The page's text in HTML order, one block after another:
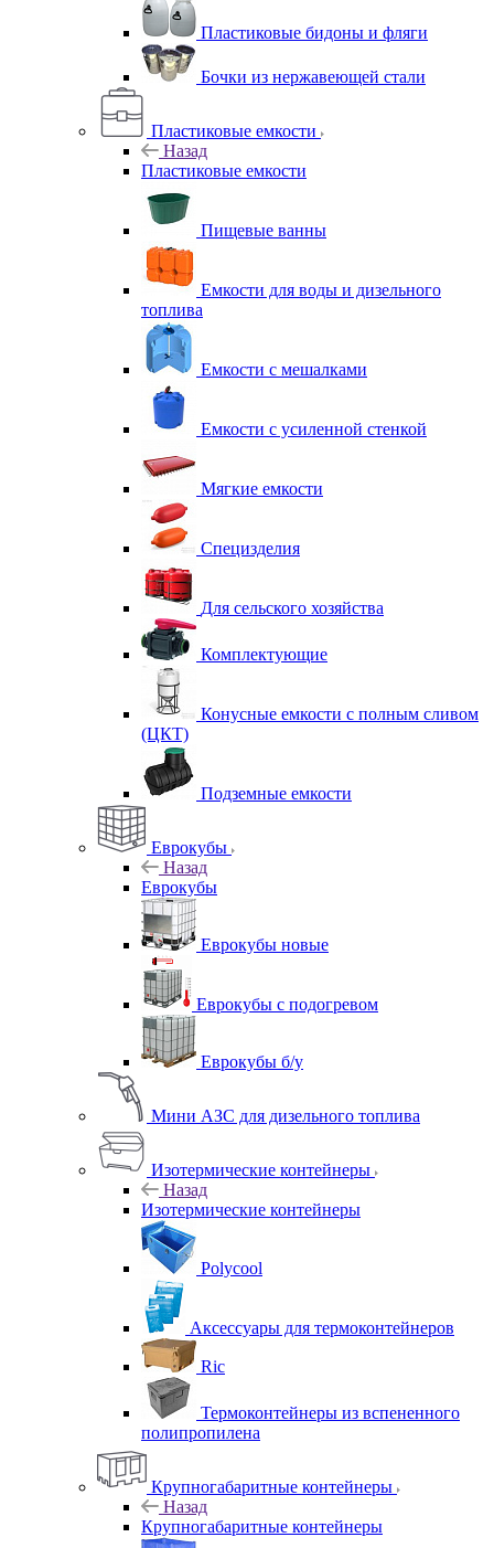
Пластиковые бидоны и фляги
Бочки из нержавеющей стали
Пластиковые емкости
Назад
Пластиковые емкости
Пищевые ванны
Емкости для воды и дизельного
топлива
Емкости с мешалками
Емкости с усиленной стенкой
Мягкие емкости
Специзделия
Для сельского хозяйства
Комплектующие
Конусные емкости с полным сливом
(ЦКТ)
Подземные емкости
Еврокубы
Назад
Еврокубы
Еврокубы новые
Еврокубы с подогревом
Еврокубы б/у
Мини АЗС для дизельного топлива
Изотермические контейнеры
Назад
Изотермические контейнеры
Polycool
Аксессуары для термоконтейнеров
Ric
Термоконтейнеры из вспененного
полипропилена
Крупногабаритные контейнеры
Назад
Крупногабаритные контейнеры